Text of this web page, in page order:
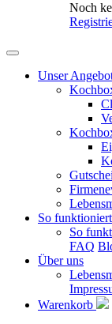
Noch
Unser
So
So
FAQ
Über uns
Warenkorb